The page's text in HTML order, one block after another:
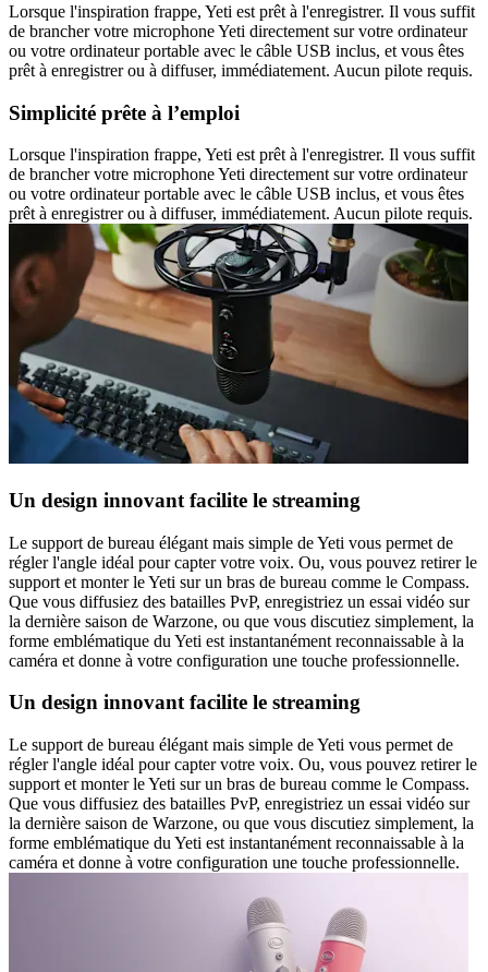
Lorsque l'inspiration frappe, Yeti est prêt à l'enregistrer. Il vous suffit
de brancher votre microphone Yeti directement sur votre ordinateur
ou votre ordinateur portable avec le câble USB inclus, et vous êtes
prêt à enregistrer ou à diffuser, immédiatement. Aucun pilote requis.
Simplicité prête à l’emploi
Lorsque l'inspiration frappe, Yeti est prêt à l'enregistrer. Il vous suffit
de brancher votre microphone Yeti directement sur votre ordinateur
ou votre ordinateur portable avec le câble USB inclus, et vous êtes
prêt à enregistrer ou à diffuser, immédiatement. Aucun pilote requis.
Un design innovant facilite le streaming
Le support de bureau élégant mais simple de Yeti vous permet de
régler l'angle idéal pour capter votre voix. Ou, vous pouvez retirer le
support et monter le Yeti sur un bras de bureau comme le Compass.
Que vous diffusiez des batailles PvP, enregistriez un essai vidéo sur
la dernière saison de Warzone, ou que vous discutiez simplement, la
forme emblématique du Yeti est instantanément reconnaissable à la
caméra et donne à votre configuration une touche professionnelle.
Un design innovant facilite le streaming
Le support de bureau élégant mais simple de Yeti vous permet de
régler l'angle idéal pour capter votre voix. Ou, vous pouvez retirer le
support et monter le Yeti sur un bras de bureau comme le Compass.
Que vous diffusiez des batailles PvP, enregistriez un essai vidéo sur
la dernière saison de Warzone, ou que vous discutiez simplement, la
forme emblématique du Yeti est instantanément reconnaissable à la
caméra et donne à votre configuration une touche professionnelle.